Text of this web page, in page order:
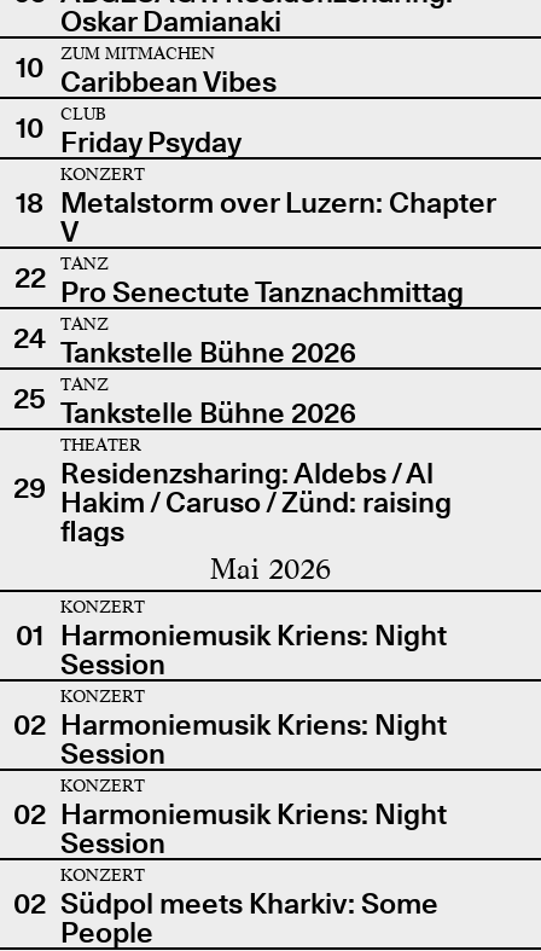
Oskar Damianaki
10
ZUM MITMACHEN
Caribbean Vibes
10
CLUB
Friday Psyday
18
KONZERT
Metalstorm over Luzern: Chapter
V
22
TANZ
Pro Senectute Tanznachmittag
24
TANZ
Tankstelle Bühne 2026
25
TANZ
Tankstelle Bühne 2026
29
THEATER
Residenzsharing: Aldebs / Al
Hakim / Caruso / Zünd: raising
flags
Mai 2026
01
KONZERT
Harmoniemusik Kriens: Night
Session
02
KONZERT
Harmoniemusik Kriens: Night
Session
02
KONZERT
Harmoniemusik Kriens: Night
Session
02
KONZERT
Südpol meets Kharkiv: Some
People